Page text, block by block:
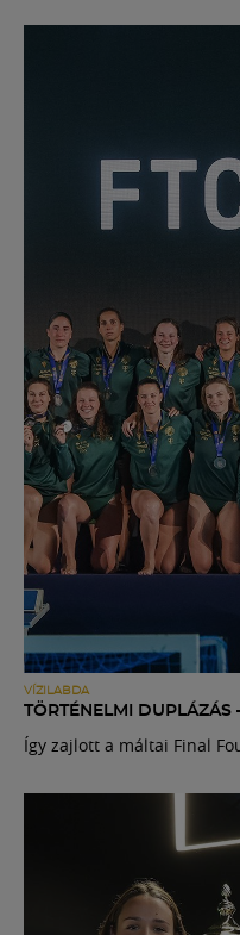
VÍZILABDA
TÖRTÉNELMI DUPLÁZÁS
Így zajlott a máltai Final